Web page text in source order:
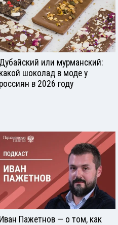
Дубайский или мурманский:
какой шоколад в моде у
россиян в 2026 году
Иван Пажетнов — о том, как